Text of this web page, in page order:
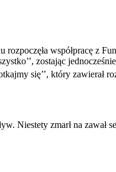
współpracę z
zostając
się’’, który zawierał
Niestety zmarł na zawał